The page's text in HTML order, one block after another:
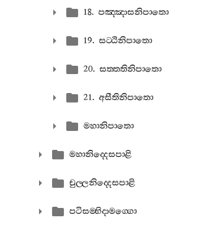
18. පඤ‍්ඤාසනිපාතො
19. සට‍්ඨිනිපාතො
20. සත‍්තතිනිපාතො
21. අසීතිනිපාතො
මහානිපාතො
මහානිද‍්දෙසපාළි
චුල‍්ලනිද‍්දෙසපාළි
පටිසම‍්භිදාමග‍්ගො